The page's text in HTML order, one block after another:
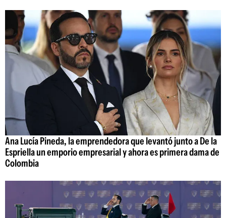
Ana Lucía Pineda, la emprendedora que levantó junto a De la
Espriella un emporio empresarial y ahora es primera dama de
Colombia